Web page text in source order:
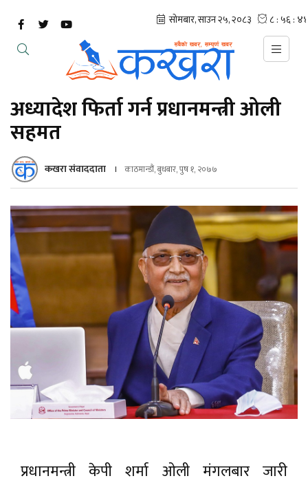
अध्यादेश फिर्ता गर्न प्रधानमन्त्री ओली
सहमत
कखरा संवाददाता काठमान्डौं, बुधबार, पुष १, २०७७
प्रधानमन्त्री केपी शर्मा ओली मंगलबार जारी